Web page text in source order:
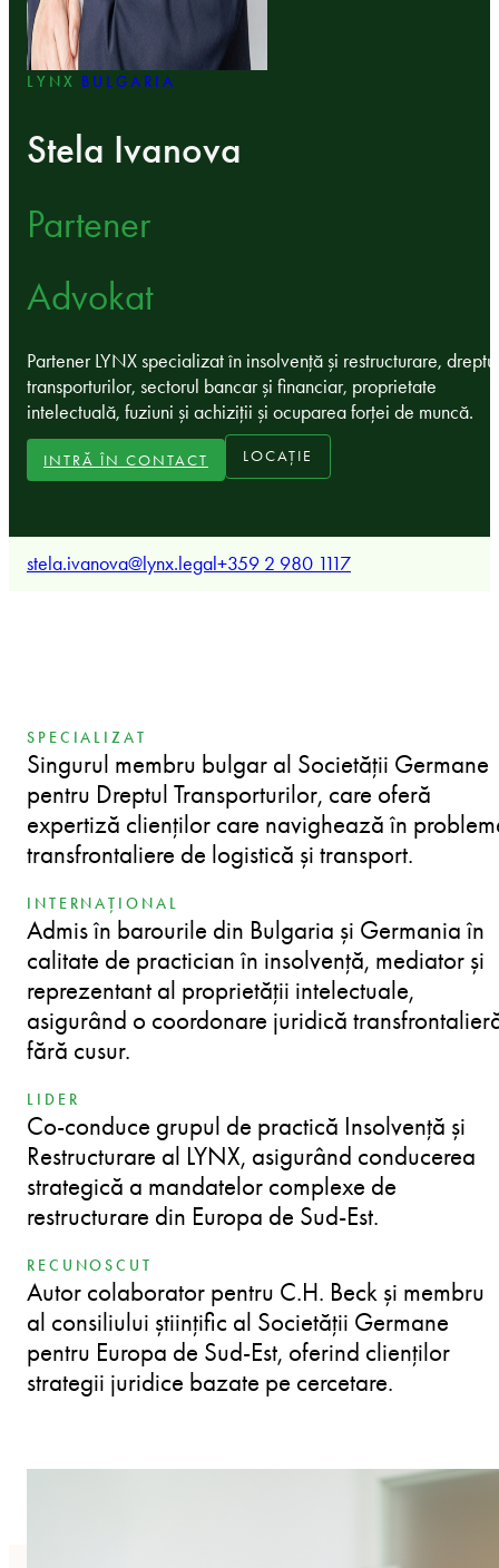
LYNX BULGARIA
Stela Ivanova
Partener
Advokat
Partener LYNX specializat în insolvență și restructurare, dreptul
transporturilor, sectorul bancar și financiar, proprietate
intelectuală, fuziuni și achiziții și ocuparea forței de muncă.
INTRĂ ÎN CONTACT LOCAȚIE
stela.ivanova@lynx.legal+359 2 980 1117
SPECIALIZAT
Singurul membru bulgar al Societății Germane
pentru Dreptul Transporturilor, care oferă
expertiză clienților care navighează în
transfrontaliere de logistică și transport.
INTERNAȚIONAL
Admis în barourile din Bulgaria și Germania în
calitate de practician în insolvență, mediator și
reprezentant al proprietății intelectuale,
asigurând o coordonare juridică
fără cusur.
LIDER
Co-conduce grupul de practică Insolvență și
Restructurare al LYNX, asigurând conducerea
strategică a mandatelor complexe de
restructurare din Europa de Sud-Est.
RECUNOSCUT
Autor colaborator pentru C.H. Beck și membru
al consiliului științific al Societății Germane
pentru Europa de Sud-Est, oferind clienților
strategii juridice bazate pe cercetare.